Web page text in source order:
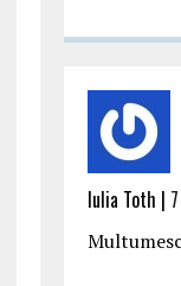
Iulia Toth |